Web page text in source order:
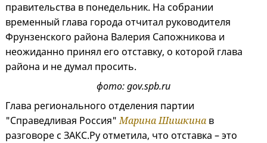
правительства в понедельник. На собрании
временный глава города отчитал руководителя
Фрунзенского района Валерия Сапожникова и
неожиданно принял его отставку, о которой глава
района и не думал просить.
фото: gov.spb.ru
Глава регионального отделения партии
"Справедливая Россия"Марина Шишкина в
разговоре с ЗАКС.Ру отметила, что отставка – это